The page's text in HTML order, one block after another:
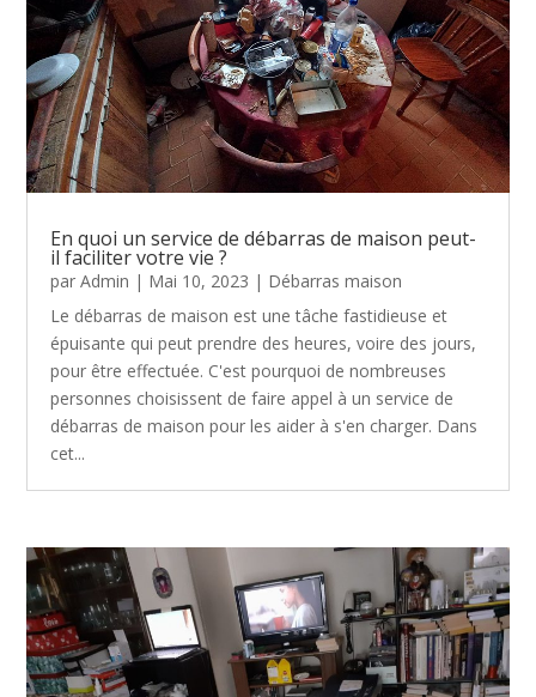
En quoi un service de débarras de maison peut-
il faciliter votre vie ?
parAdmin | Mai 10, 2023 | Débarras maison
Le débarras de maison est une tâche fastidieuse et
épuisante qui peut prendre des heures, voire des jours,
pour être effectuée. C'est pourquoi de nombreuses
personnes choisissent de faire appel à un service de
débarras de maison pour les aider à s'en charger. Dans
cet...